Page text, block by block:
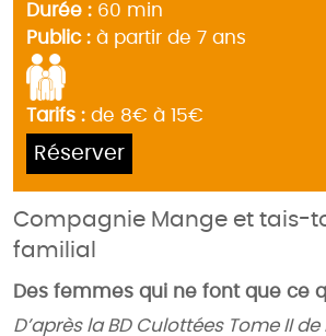
Durée : 60 min
Public : à partir de 7 ans
Tarifs : de 8€ à 15€
Réserver
Compagnie Mange et tais-
familial
Des femmes qui ne font que ce
D’après la BD Culottées Tome II